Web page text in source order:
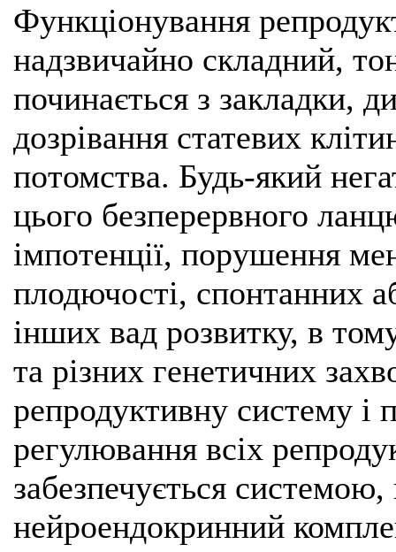
Функціонування
надзвичайно складний,
починається з закладки,
дозрівання статевих
потомства. Будь-який
цього безперервного
імпотенції, порушення
плодючості, спонтанних
інших вад розвитку, в
та різних генетичних
репродуктивну систему і
регулювання всіх
забезпечується системою,
нейроендокринний